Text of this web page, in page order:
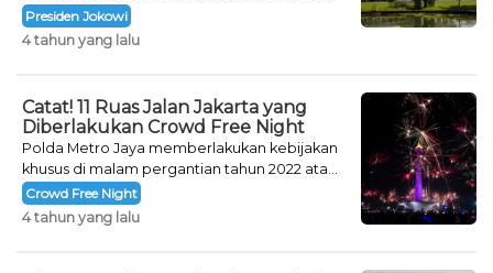
khusus untuk mengisi malam pergantian
tahun.
Presiden Jokowi
4 tahun yang lalu
Catat! 11 Ruas Jalan Jakarta yang
Diberlakukan Crowd Free Night
Polda Metro Jaya memberlakukan kebijakan
khusus di malam pergantian tahun 2022 atau
Crowd Free Night selama dua hari.
Crowd Free Night
4 tahun yang lalu